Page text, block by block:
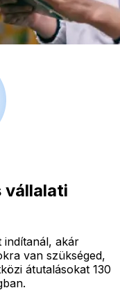
vállalati
indítanál, akár
van szükséged,
átutalásokat 130